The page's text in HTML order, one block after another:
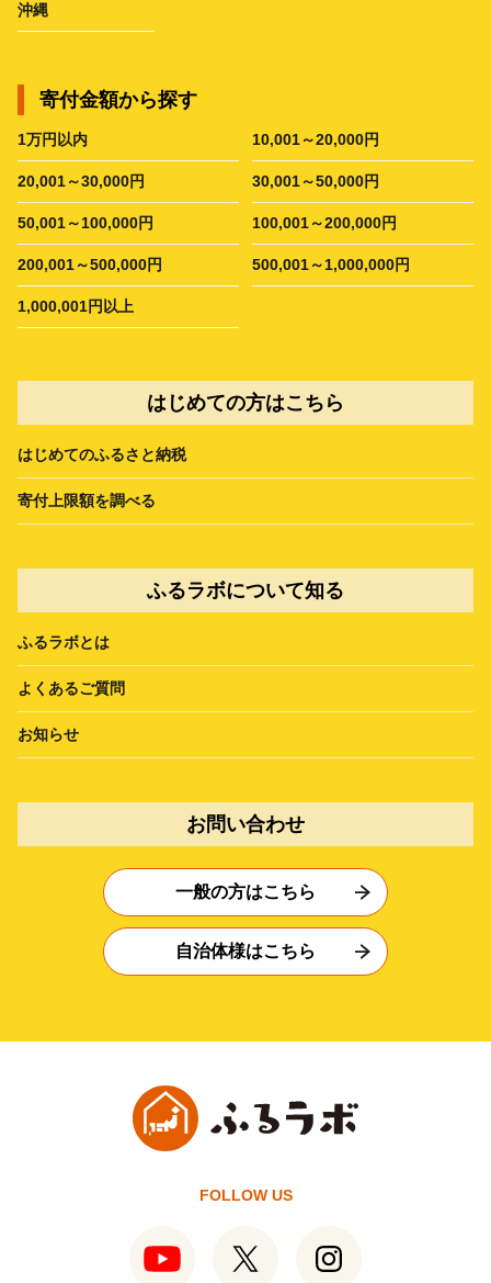
沖縄
寄付金額から探す
1万円以内 10,001～20,000円
20,001～30,000円 30,001～50,000円
50,001～100,000円 100,001～200,000円
200,001～500,000円 500,001～1,000,000円
1,000,001円以上
はじめての方はこちら
はじめてのふるさと納税
寄付上限額を調べる
ふるラボについて知る
ふるラボとは
よくあるご質問
お知らせ
お問い合わせ
一般の方はこちら
自治体様はこちら
FOLLOW US